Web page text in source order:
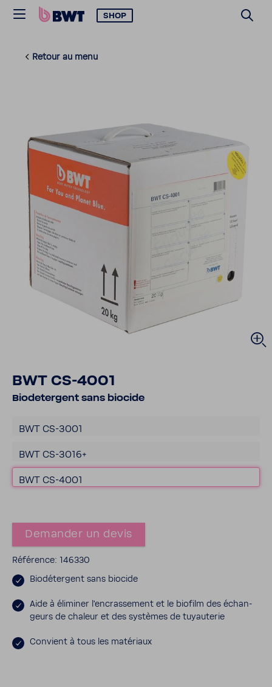
SHOP
Retour au menu
BWT CS-​4001
Biode­ter­gent sans biocide
BWT CS-​3001
BWT CS-​3016+
BWT CS-​4001
Demander un devis
Réfé­rence: 146330
Biodé­ter­gent sans biocide
Aide à éliminer l'en­cras­se­ment et le biofilm des échan­
geurs de chaleur et des systèmes de tuyau­terie
Convient à tous les maté­riaux